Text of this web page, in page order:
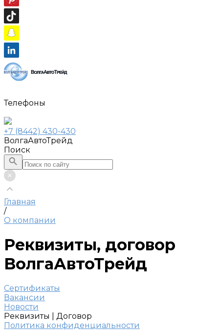
Телефоны
+7 (8442) 430-430
ВолгаАвтоТрейд
Поиск
Главная
/
О компании
Реквизиты, договор
ВолгаАвтоТрейд
Сертификаты
Вакансии
Новости
Реквизиты | Договор
Политика конфиденциальности